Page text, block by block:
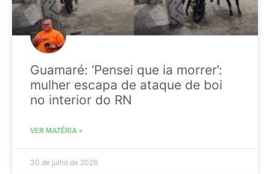
Guamaré: ‘Pensei que ia morrer’:
mulher escapa de ataque de boi
no interior do RN
VER MATÉRIA »
30 de julho de 2026